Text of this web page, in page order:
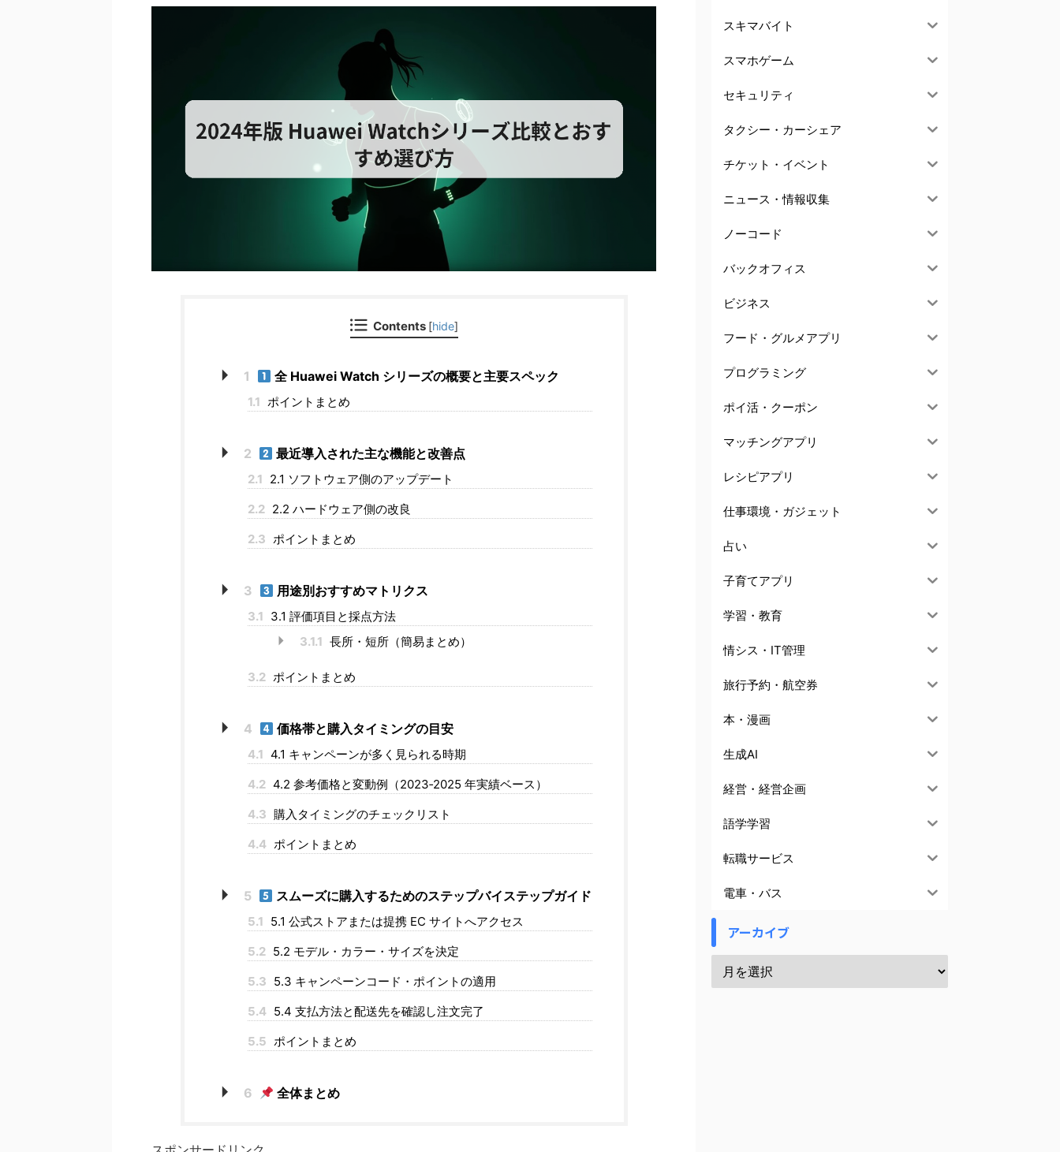
Contents [hide]
1 全 Huawei Watch シリーズの概要と主要スペック
1.1 ポイントまとめ
2 最近導入された主な機能と改善点
2.1 2.1 ソフトウェア側のアップデート
2.2 2.2 ハードウェア側の改良
2.3 ポイントまとめ
3 用途別おすすめマトリクス
3.1 3.1 評価項目と採点方法
3.1.1 長所・短所（簡易まとめ）
3.2 ポイントまとめ
4 価格帯と購入タイミングの目安
4.1 4.1 キャンペーンが多く見られる時期
4.2 4.2 参考価格と変動例（2023‑2025 年実績ベース）
4.3 購入タイミングのチェックリスト
4.4 ポイントまとめ
5 スムーズに購入するためのステップバイステップガイド
5.1 5.1 公式ストアまたは提携 EC サイトへアクセス
5.2 5.2 モデル・カラー・サイズを決定
5.3 5.3 キャンペーンコード・ポイントの適用
5.4 5.4 支払方法と配送先を確認し注文完了
5.5 ポイントまとめ
6 全体まとめ
スキマバイト
スマホゲーム
セキュリティ
タクシー・カーシェア
チケット・イベント
ニュース・情報収集
ノーコード
バックオフィス
ビジネス
フード・グルメアプリ
プログラミング
ポイ活・クーポン
マッチングアプリ
レシピアプリ
仕事環境・ガジェット
占い
子育てアプリ
学習・教育
情シス・IT管理
旅行予約・航空券
本・漫画
生成AI
経営・経営企画
語学学習
転職サービス
電車・バス
アーカイブ